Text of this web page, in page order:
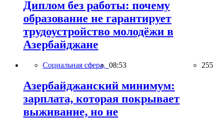
Диплом без работы: почему
образование не гарантирует
трудоустройство молодёжи в
Азербайджане
Социальная сфера, 08:53 255
Азербайджанский минимум:
зарплата, которая покрывает
выживание, но не